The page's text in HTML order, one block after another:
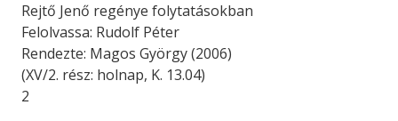
Rejtő Jenő regénye folytatásokban
Felolvassa: Rudolf Péter
Rendezte: Magos György (2006)
(XV/2. rész: holnap, K. 13.04)
2